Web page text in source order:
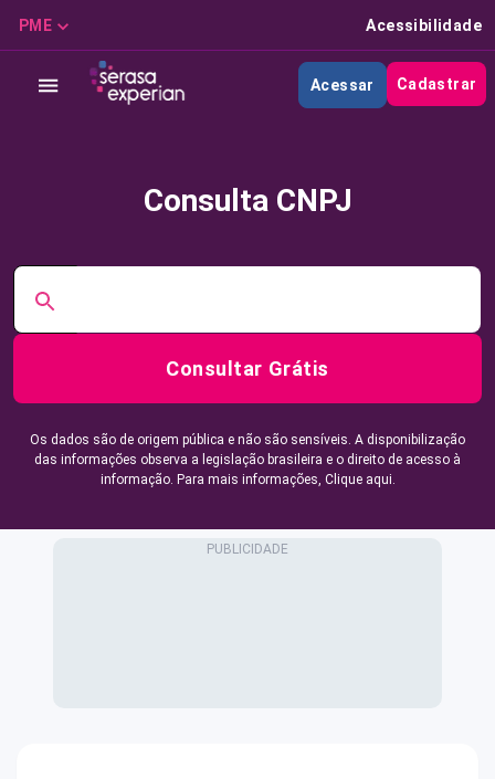
PME Acessibilidade
Acessar Cadastrar
Consulta CNPJ
Consultar Grátis
Os dados são de origem pública e não são sensíveis. A disponibilização
das informações observa a legislação brasileira e o direito de acesso à
informação. Para mais informações, Clique aqui.